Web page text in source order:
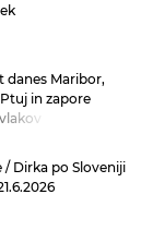
danes Maribor,
in zapore
/ Dirka po Sloveniji